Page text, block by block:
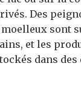
Des
sont
et les
dans des